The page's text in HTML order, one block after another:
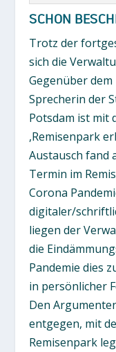
SCHON
Trotz der
sich die
Gegenüber dem
Sprecherin der
Potsdam ist mit
,Remisenpark
Austausch fand
Termin im
Corona
digitaler/
liegen der
die
Pandemie dies
in persönlicher
Den
entgegen, mit
Remisenpark